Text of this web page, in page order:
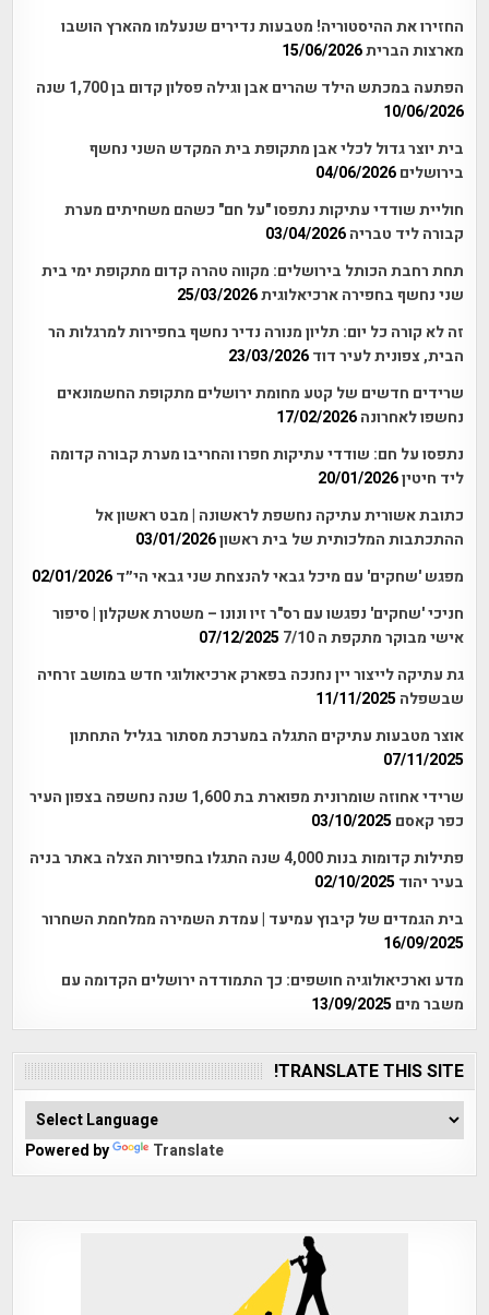
החזירו את ההיסטוריה! מטבעות נדירים שנעלמו מהארץ הושבו
מארצות הברית15/06/2026
הפתעה במכתש הילד שהרים אבן וגילה פסלון קדום בן 1,700 שנה
10/06/2026
בית יוצר גדול לכלי אבן מתקופת בית המקדש השני נחשף
בירושלים 04/06/2026
חוליית שודדי עתיקות נתפסו "על חם" כשהם משחיתים מערת
קבורה ליד טבריה 03/04/2026
תחת רחבת הכותל בירושלים: מקווה טהרה קדום מתקופת ימי בית
שני נחשף בחפירה ארכיאלוגית25/03/2026
זה לא קורה כל יום: תליון מנורה נדיר נחשף בחפירות למרגלות הר
הבית, צפונית לעיר דוד 23/03/2026
שרידים חדשים של קטע מחומת ירושלים מתקופת החשמונאים
נחשפו לאחרונה 17/02/2026
נתפסו על חם: שודדי עתיקות חפרו והחריבו מערת קבורה קדומה
ליד חיטין20/01/2026
כתובת אשורית עתיקה נחשפת לראשונה | מבט ראשון אל
ההתכתבות המלכותית של בית ראשון03/01/2026
מפגש 'שחקים' עם מיכל גבאי להנצחת שני גבאי הי״ד 02/01/2026
חניכי 'שחקים' נפגשו עם רס"ר זיו ונונו – משטרת אשקלון | סיפור
אישי מבוקר מתקפת ה 7/10
07/12/2025
גת עתיקה לייצור יין נחנכה בפארק ארכיאולוגי חדש במושב זרחיה
שבשפלה 11/11/2025
אוצר מטבעות עתיקים התגלה במערכת מסתור בגליל התחתון
07/11/2025
שרידי אחוזה שומרונית מפוארת בת 1,600 שנה נחשפה בצפון העיר
כפר קאסם 03/10/2025
פתילות קדומות בנות 4,000 שנה התגלו בחפירות הצלה באתר בניה
בעיר יהוד 02/10/2025
בית הגמדים של קיבוץ עמיעד | עמדת השמירה ממלחמת השחרור
16/09/2025
מדע וארכיאולוגיה חושפים: כך התמודדה ירושלים הקדומה עם
משבר מים 13/09/2025
TRANSLATE THIS SITE!
Powered by Translate